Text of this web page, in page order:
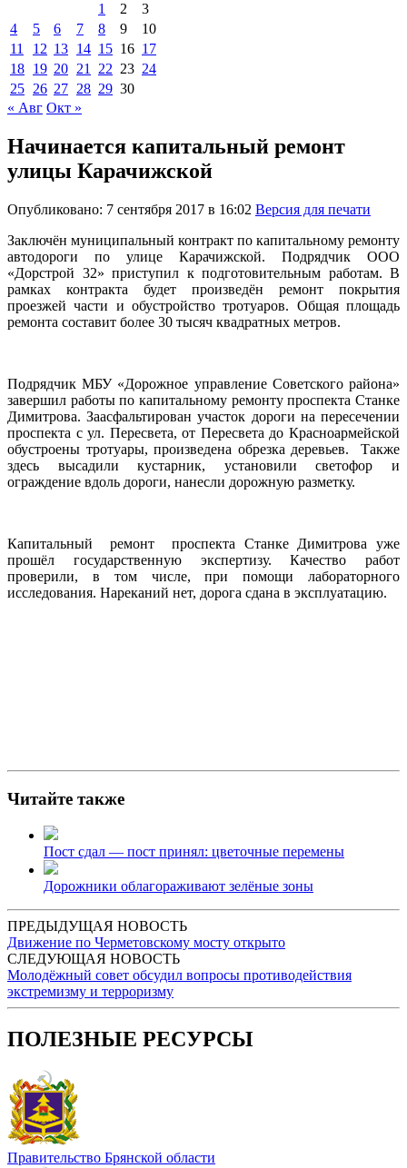
1 2
3
4
5 6 7 8 9
10
11
12 13 14 15 16 17
18 19 20 21 22 23 24
25 26 27 28 29 30
« Авг Окт »
Начинается капитальный ремонт
улицы Карачижской
Опубликовано: 7 сентября 2017 в 16:02 Версия для печати
Заключён муниципальный контракт по капитальному ремонту
автодороги по улице Карачижской. Подрядчик ООО
«Дорстрой 32» приступил к подготовительным работам. В
рамках контракта будет произведён ремонт покрытия
проезжей части и обустройство тротуаров. Общая площадь
ремонта составит более 30 тысяч квадратных метров.
Подрядчик МБУ «Дорожное управление Советского района»
завершил работы по капитальному ремонту проспекта Станке
Димитрова. Заасфальтирован участок дороги на пересечении
проспекта с ул. Пересвета, от Пересвета до Красноармейской
обустроены тротуары, произведена обрезка деревьев. Также
здесь высадили кустарник, установили светофор и
ограждение вдоль дороги, нанесли дорожную разметку.
Капитальный ремонт проспекта Станке Димитрова уже
прошёл государственную экспертизу. Качество работ
проверили, в том числе, при помощи лабораторного
исследования. Нареканий нет, дорога сдана в эксплуатацию.
Читайте также
Пост сдал — пост принял: цветочные перемены
Дорожники облагораживают зелёные зоны
ПРЕДЫДУЩАЯ НОВОСТЬ
Движение по Черметовскому мосту открыто
СЛЕДУЮЩАЯ НОВОСТЬ
Молодёжный совет обсудил вопросы противодействия
экстремизму и терроризму
ПОЛЕЗНЫЕ РЕСУРСЫ
Правительство Брянской области